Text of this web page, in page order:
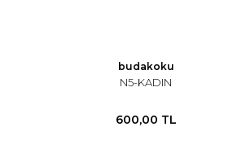
budakoku
N5-KADIN
600,00 TL